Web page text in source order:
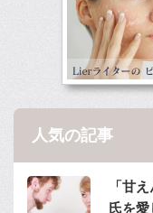
人気の記事
「甘
氏を愛